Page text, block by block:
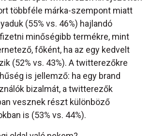
többféle márka-szempont miatt
(55% vs. 46%) hajlandó
minőségibb termékre, mint
főként, ha az egy kedvelt
(52% vs. 43%). A twitterezőkre
is jellemző: ha egy brand
bizalmát, a twitterezők
vesznek részt különböző
is (53% vs. 44%).